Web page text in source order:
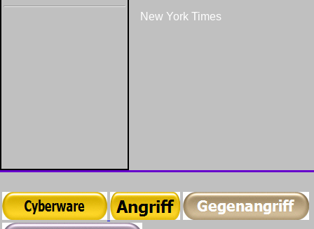
New York Times